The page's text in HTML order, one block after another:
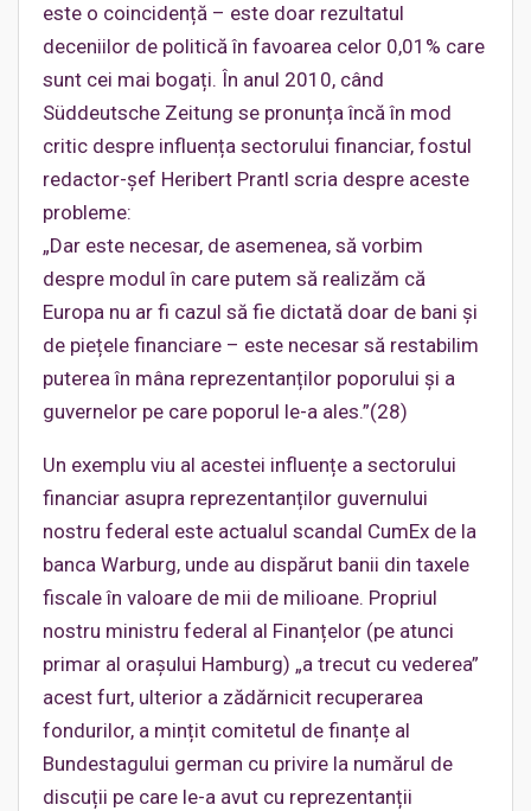
este o coincidență – este doar rezultatul
deceniilor de politică în favoarea celor 0,01% care
sunt cei mai bogați. În anul 2010, când
Süddeutsche Zeitung se pronunța încă în mod
critic despre influența sectorului financiar, fostul
redactor-șef Heribert Prantl scria despre aceste
probleme:
„Dar este necesar, de asemenea, să vorbim
despre modul în care putem să realizăm că
Europa nu ar fi cazul să fie dictată doar de bani și
de piețele financiare – este necesar să restabilim
puterea în mâna reprezentanților poporului și a
guvernelor pe care poporul le-a ales.”(28)
Un exemplu viu al acestei influențe a sectorului
financiar asupra reprezentanților guvernului
nostru federal este actualul scandal CumEx de la
banca Warburg, unde au dispărut banii din taxele
fiscale în valoare de mii de milioane. Propriul
nostru ministru federal al Finanțelor (pe atunci
primar al oraşului Hamburg) „a trecut cu vederea”
acest furt, ulterior a zădărnicit recuperarea
fondurilor, a mințit comitetul de finanțe al
Bundestagului german cu privire la numărul de
discuții pe care le-a avut cu reprezentanții